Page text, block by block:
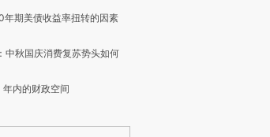
年期美债收益率扭转的因素
： 中秋国庆消费复苏势头如何
年内的财政空间